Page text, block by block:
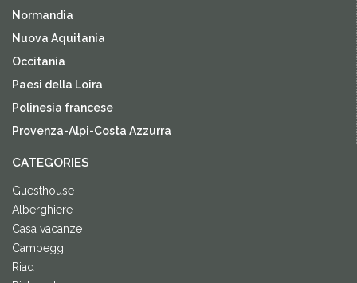
Normandia
Nuova Aquitania
Occitania
Paesi della Loira
Polinesia francese
Provenza-Alpi-Costa Azzurra
CATEGORIES
Guesthouse
Alberghiere
Casa vacanze
Campeggi
Riad